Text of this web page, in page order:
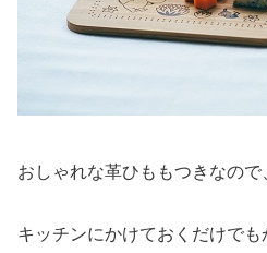
おしゃれな革ひももつきなので
キッチンにかけておくだけで